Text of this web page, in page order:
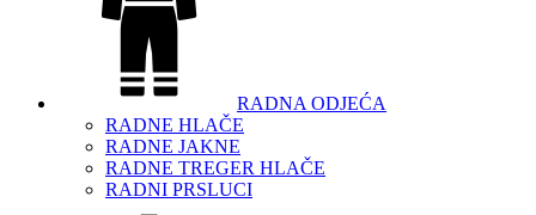
RADNA ODJEĆA
RADNE HLAČE
RADNE JAKNE
RADNE TREGER HLAČE
RADNI PRSLUCI